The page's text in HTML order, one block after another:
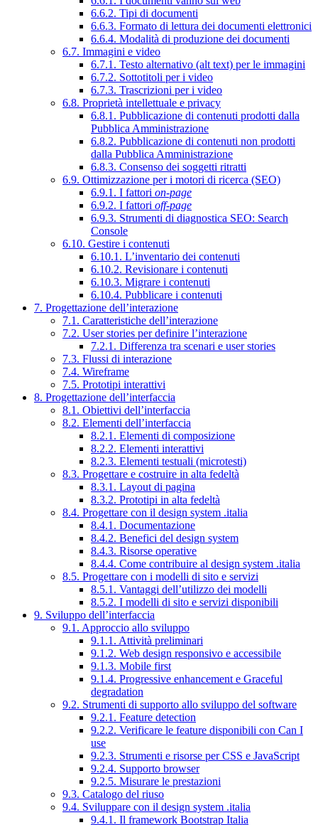
6.6.2. Tipi di documenti
6.6.3. Formato di lettura dei documenti elettronici
6.6.4. Modalità di produzione dei documenti
6.7. Immagini e video
6.7.1. Testo alternativo (alt text) per le immagini
6.7.2. Sottotitoli per i video
6.7.3. Trascrizioni per i video
6.8. Proprietà intellettuale e privacy
6.8.1. Pubblicazione di contenuti prodotti dalla
Pubblica Amministrazione
6.8.2. Pubblicazione di contenuti non prodotti
dalla Pubblica Amministrazione
6.8.3. Consenso dei soggetti ritratti
6.9. Ottimizzazione per i motori di ricerca (SEO)
6.9.1. I fattori on-page
6.9.2. I fattori off-page
6.9.3. Strumenti di diagnostica SEO: Search
Console
6.10. Gestire i contenuti
6.10.1. L’inventario dei contenuti
6.10.2. Revisionare i contenuti
6.10.3. Migrare i contenuti
6.10.4. Pubblicare i contenuti
7. Progettazione dell’interazione
7.1. Caratteristiche dell’interazione
7.2. User stories per definire l’interazione
7.2.1. Differenza tra scenari e user stories
7.3. Flussi di interazione
7.4. Wireframe
7.5. Prototipi interattivi
8. Progettazione dell’interfaccia
8.1. Obiettivi dell’interfaccia
8.2. Elementi dell’interfaccia
8.2.1. Elementi di composizione
8.2.2. Elementi interattivi
8.2.3. Elementi testuali (microtesti)
8.3. Progettare e costruire in alta fedeltà
8.3.1. Layout di pagina
8.3.2. Prototipi in alta fedeltà
8.4. Progettare con il design system .italia
8.4.1. Documentazione
8.4.2. Benefici del design system
8.4.3. Risorse operative
8.4.4. Come contribuire al design system .italia
8.5. Progettare con i modelli di sito e servizi
8.5.1. Vantaggi dell’utilizzo dei modelli
8.5.2. I modelli di sito e servizi disponibili
9. Sviluppo dell’interfaccia
9.1. Approccio allo sviluppo
9.1.1. Attività preliminari
9.1.2. Web design responsivo e accessibile
9.1.3. Mobile first
9.1.4. Progressive enhancement e Graceful
degradation
9.2. Strumenti di supporto allo sviluppo del software
9.2.1. Feature detection
9.2.2. Verificare le feature disponibili con Can I
use
9.2.3. Strumenti e risorse per CSS e JavaScript
9.2.4. Supporto browser
9.2.5. Misurare le prestazioni
9.3. Catalogo del riuso
9.4. Sviluppare con il design system .italia
9.4.1. Il framework Bootstrap Italia